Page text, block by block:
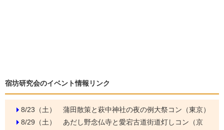
宿坊研究会のイベント情報リンク
8/23（土） 蒲田散策と萩中神社の夜の例大祭コン（東京）
8/29（土） あだし野念仏寺と愛宕古道街道灯しコン（京